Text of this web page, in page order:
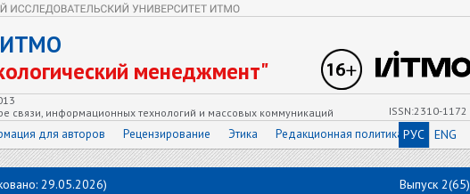
ИТМО
менеджмент"
связи, информационных технологий и массовых коммуникаций
ISSN:2310-1172
для авторов Рецензирование Этика Редакционная политика РУС ENG
29.05.2026) Выпуск 2(65)